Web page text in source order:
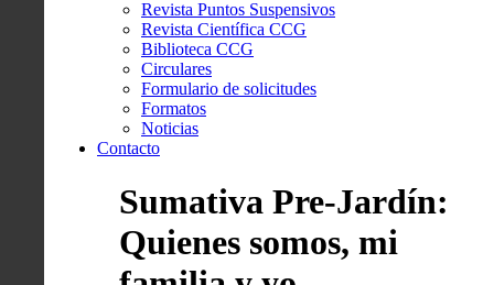
Revista Puntos Suspensivos
Revista Científica CCG
Biblioteca CCG
Circulares
Formulario de solicitudes
Formatos
Noticias
Contacto
Sumativa Pre-Jardín:
Quienes somos, mi